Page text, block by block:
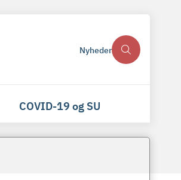
Nyheder
COVID-19 og SU